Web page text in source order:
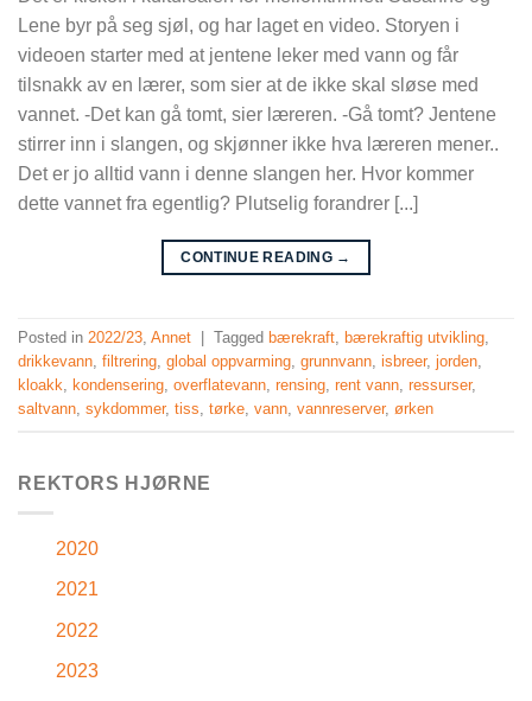
Lene byr på seg sjøl, og har laget en video. Storyen i
videoen starter med at jentene leker med vann og får
tilsnakk av en lærer, som sier at de ikke skal sløse med
vannet. -Det kan gå tomt, sier læreren. -Gå tomt? Jentene
stirrer inn i slangen, og skjønner ikke hva læreren mener..
Det er jo alltid vann i denne slangen her. Hvor kommer
dette vannet fra egentlig? Plutselig forandrer [...]
CONTINUE READING →
Posted in 2022/23, Annet Tagged bærekraft, bærekraftig utvikling,
drikkevann, filtrering, global oppvarming, grunnvann, isbreer, jorden,
kloakk, kondensering, overflatevann, rensing, rent vann, ressurser,
saltvann, sykdommer, tiss, tørke, vann, vannreserver, ørken
REKTORS HJØRNE
2020
2021
2022
2023